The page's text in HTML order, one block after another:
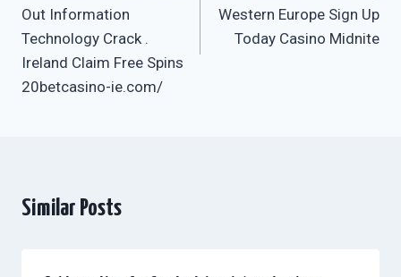
Out Information
Technology Crack .
Ireland Claim Free Spins
20betcasino-ie.com/
Western Europe Sign Up
Today Casino Midnite
Similar Posts